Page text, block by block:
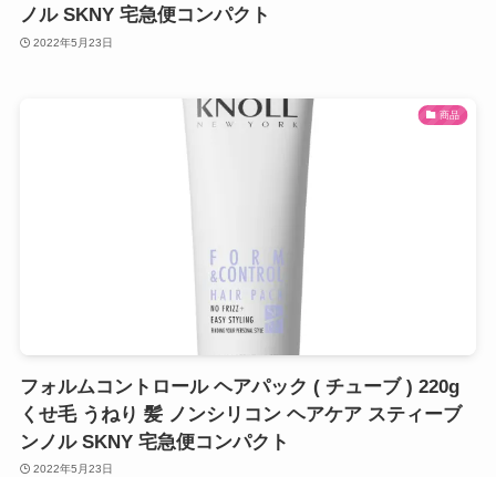
ノル SKNY 宅急便コンパクト
2022年5月23日
商品
フォルムコントロール ヘアパック ( チューブ ) 220g
くせ毛 うねり 髪 ノンシリコン ヘアケア スティーブ
ンノル SKNY 宅急便コンパクト
2022年5月23日